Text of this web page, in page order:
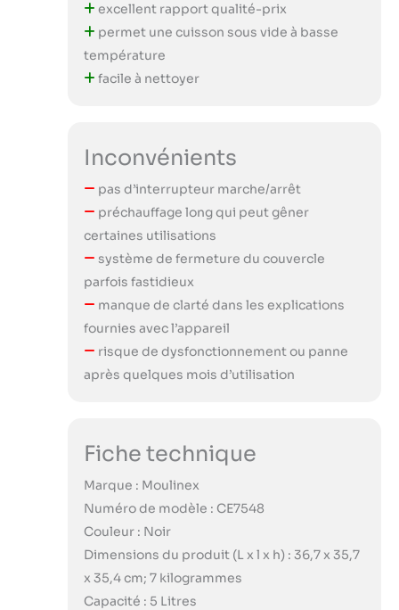
excellent rapport qualité-prix
permet une cuisson sous vide à basse
température
facile à nettoyer
Inconvénients
pas d’interrupteur marche/arrêt
préchauffage long qui peut gêner
certaines utilisations
système de fermeture du couvercle
parfois fastidieux
manque de clarté dans les explications
fournies avec l’appareil
risque de dysfonctionnement ou panne
après quelques mois d’utilisation
Fiche technique
Marque : Moulinex
Numéro de modèle : CE7548
Couleur : Noir
Dimensions du produit (L x l x h) : 36,7 x 35,7
x 35,4 cm; 7 kilogrammes
Capacité : 5 Litres